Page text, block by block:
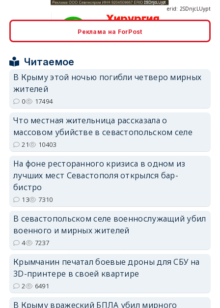
Реклама на ForPost
Читаемое
В Крыму этой ночью погибли четверо мирных
жителей
0 17494
Что местная жительница рассказала о
массовом убийстве в севастопольском селе
21 10403
На фоне ресторанного кризиса в одном из
лучших мест Севастополя открылся бар-
бистро
13 7310
В севастопольском селе военнослужащий убил
военного и мирных жителей
4 7237
Крымчанин печатал боевые дроны для СБУ на
3D-принтере в своей квартире
2 6491
В Крыму вражеский БПЛА убил мирного